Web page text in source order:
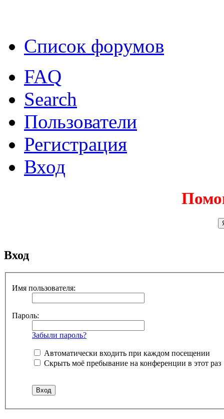
Список форумов
FAQ
Search
Пользователи
Регистрация
Вход
Вход
Имя пользователя:
Пароль:
Забыли пароль?
Автоматически входить при каждом посещении
Скрыть моё пребывание на конференции в этот раз